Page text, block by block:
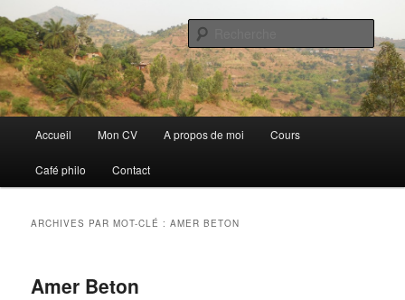
au
contenu
principal
au
contenu
secondaireGuillaume Nicaise
Discovery
principal
Accueil Mon CV A propos de moi Cours
Café philo Contact
ARCHIVES PAR MOT-CLÉ :AMER BETON
Amer Beton